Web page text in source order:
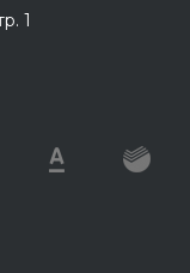
1